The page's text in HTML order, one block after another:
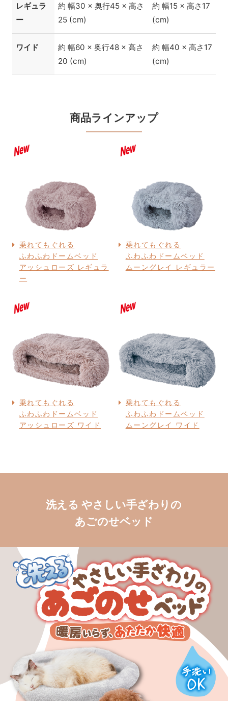
レギュラ
ー
約 幅30 × 奥行45 × 高さ
25 (cm)
約 幅15 × 高さ17
(cm)
ワイド
約 幅60 × 奥行48 × 高さ
20 (cm)
約 幅40 × 高さ17
(cm)
商品ラインアップ
乗れてもぐれる
ふわふわドームベッド
アッシュローズ レギュラ
ー
乗れてもぐれる
ふわふわドームベッド
ムーングレイ レギュラー
乗れてもぐれる
ふわふわドームベッド
アッシュローズ ワイド
乗れてもぐれる
ふわふわドームベッド
ムーングレイ ワイド
洗える やさしい手ざわりの
あごのせベッド